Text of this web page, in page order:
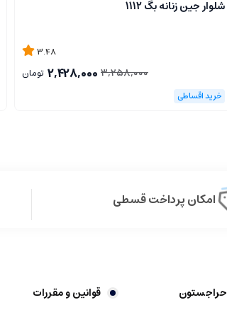
شلوار جین زنانه بگ 1112
3.48
3,258,000
2,428,000 تومان
امکان پرداخت قسطی
حراجستون قوانین و مقررات